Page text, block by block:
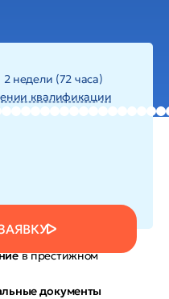
недели (72 часа)
квалификации
в престижном
документы